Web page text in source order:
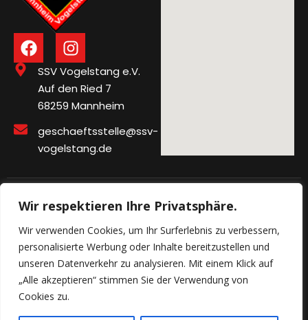
Wir respektieren Ihre Privatsphäre.
Wir verwenden Cookies, um Ihr Surferlebnis zu verbessern,
personalisierte Werbung oder Inhalte bereitzustellen und
unseren Datenverkehr zu analysieren. Mit einem Klick auf
„Alle akzeptieren“ stimmen Sie der Verwendung von
Cookies zu.
SSV Vogelstang e.V.
Auf den Ried 7
68259 Mannheim
geschaeftsstelle@ssv-
vogelstang.de
© 2025 ssv-vogelstang. All rights reserved.
Impressum
Datenschutzerklärung
Barrierefreiheitserklärung